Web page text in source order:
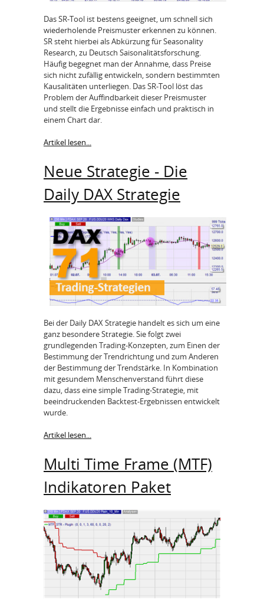
Das SR-Tool ist bestens geeignet, um schnell sich
wiederholende Preismuster erkennen zu können.
SR steht hierbei als Abkürzung für Seasonality
Research, zu Deutsch Saisonalitätsforschung.
Häufig begegnet man der Annahme, dass Preise
sich nicht zufällig entwickeln, sondern bestimmten
Kausalitäten unterliegen. Das SR-Tool löst das
Problem der Auffindbarkeit dieser Preismuster
und stellt die Ergebnisse einfach und praktisch in
einem Chart dar.
Artikel lesen...
Neue Strategie - Die
Daily DAX Strategie
Bei der Daily DAX Strategie handelt es sich um eine
ganz besondere Strategie. Sie folgt zwei
grundlegenden Trading-Konzepten, zum Einen der
Bestimmung der Trendrichtung und zum Anderen
der Bestimmung der Trendstärke. In Kombination
mit gesundem Menschenverstand führt diese
dazu, dass eine simple Trading-Strategie, mit
beeindruckenden Backtest-Ergebnissen entwickelt
wurde.
Artikel lesen...
Multi Time Frame (MTF)
Indikatoren Paket